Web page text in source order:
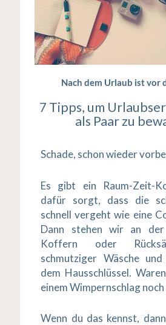
Nach dem Urlaub ist vor
7 Tipps, um
als Paar zu
Schade, schon wieder
Es gibt ein Raum-Zeit-
dafür sorgt, dass die
schnell vergeht wie eine
Dann stehen wir an
Koffern oder
schmutziger Wäsche
dem Hausschlüssel.
einem Wimpernschlag
Wenn du das kennst,